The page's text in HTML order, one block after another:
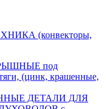
(конвекторы,
под
(цинк, крашенные,
ДЕТАЛИ ДЛЯ